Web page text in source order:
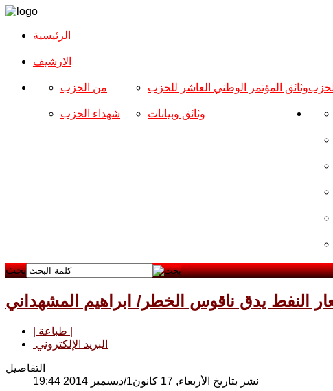
الرئيسية
الارشیف
من الحزب
شهداء الحزب
وثائق المؤتمر الوطني العاشر للحزب
وثائق وبيانات
بحث
النفط يدق ناقوس الخطر/ ابراهيم المشهداني
البريد الإلكتروني
التفاصيل
نشر بتاريخ الأربعاء, 17 كانون1/ديسمبر 2014 19:44